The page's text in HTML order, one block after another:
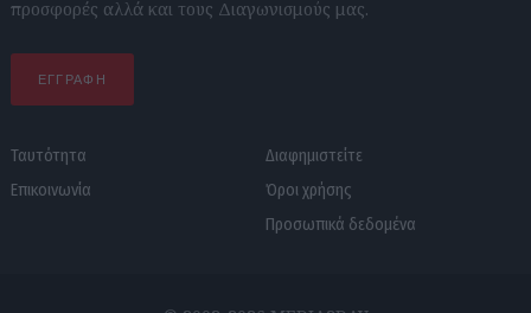
προσφορές αλλά και τους Διαγωνισμούς μας.
ΕΓΓΡΑΦΗ
Ταυτότητα
Επικοινωνία
Διαφημιστείτε
Όροι χρήσης
Προσωπικά δεδομένα